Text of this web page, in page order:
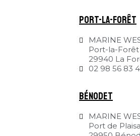
Port-la-Forêt
MARINE
Port-la-Forêt
29940 La
02 98 56 83
Bénodet
MARINE
Port de